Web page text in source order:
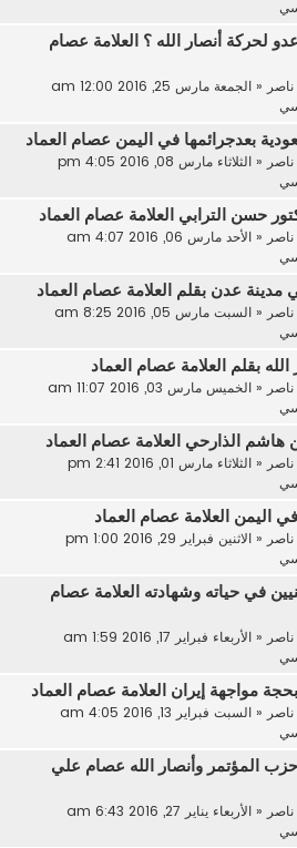
لحركة أنصار الله ؟ العلامة عصام
« الجمعة مارس 25, 2016 12:00 am
بعدجرائمها في اليمن عصام العماد
« الثلاثاء مارس 08, 2016 4:05 pm
حسن الترابي العلامة عصام العماد
« الأحد مارس 06, 2016 4:07 am
عدن بقلم العلامة عصام العماد
« السبت مارس 05, 2016 8:25 am
بقلم العلامة عصام العماد
« الخميس مارس 03, 2016 11:07 am
هاشم الذارحي العلامة عصام العماد
« الثلاثاء مارس 01, 2016 2:41 pm
اليمن العلامة عصام العماد
« الاثنين فبراير 29, 2016 1:00 pm
في حياته وشهادته العلامة عصام
« الأربعاء فبراير 17, 2016 1:59 am
مواجهة إيران العلامة عصام العماد
« السبت فبراير 13, 2016 4:05 am
حزب المؤتمر وأنصار الله عصام علي
« الأربعاء يناير 27, 2016 6:43 am